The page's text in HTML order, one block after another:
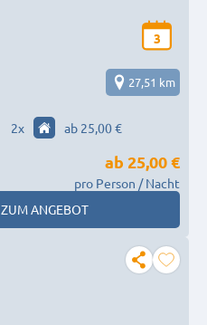
3
27,51 km
2x ab 25,00 €
ab 25,00 €
pro Person / Nacht
ZUM ANGEBOT